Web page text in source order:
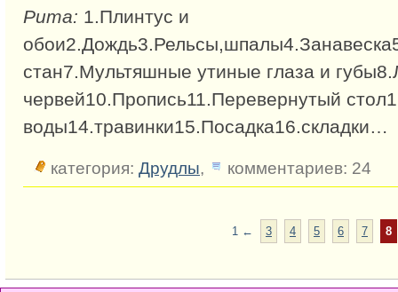
Рита: 1.Плинтус и
стан7.Мультяшные утиные глаза и
червей10.Пропись11.Перевернутый
воды14.травинки15.Посадка16.складки…
категория: Друдлы, комментариев: 24
1 ← 3 4 5 6 7 8